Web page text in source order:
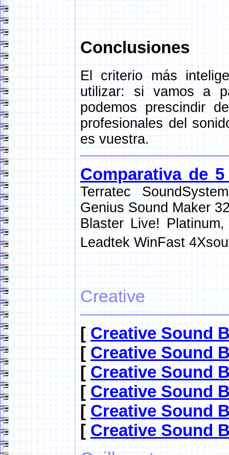
Conclusiones
El criterio más
utilizar: si vamos a
podemos prescindir
profesionales del
es vuestra.
Comparativa de
Terratec
Genius Sound Maker
Blaster Live!
Leadtek WinFast
Creative
[Creative Sound
[Creative Sound
[Creative Sound
[Creative Sound
[Creative Sound
[Creative Sound